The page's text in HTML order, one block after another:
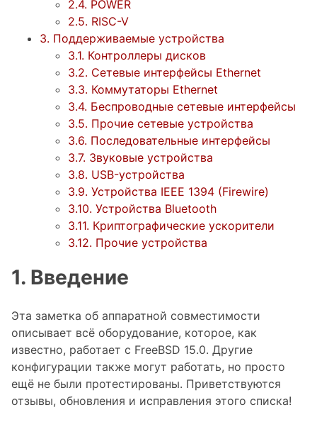
2.4. POWER
2.5. RISC-V
3. Поддерживаемые устройства
3.1. Контроллеры дисков
3.2. Сетевые интерфейсы Ethernet
3.3. Коммутаторы Ethernet
3.4. Беспроводные сетевые интерфейсы
3.5. Прочие сетевые устройства
3.6. Последовательные интерфейсы
3.7. Звуковые устройства
3.8. USB-устройства
3.9. Устройства IEEE 1394 (Firewire)
3.10. Устройства Bluetooth
3.11. Криптографические ускорители
3.12. Прочие устройства
1. Введение
Эта заметка об аппаратной совместимости
описывает всё оборудование, которое, как
известно, работает с FreeBSD 15.0. Другие
конфигурации также могут работать, но просто
ещё не были протестированы. Приветствуются
отзывы, обновления и исправления этого списка!